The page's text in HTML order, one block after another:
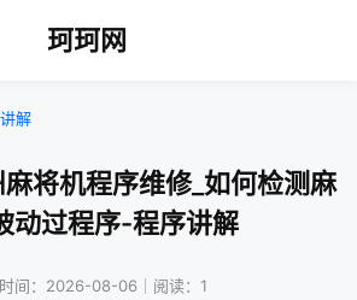
珂珂网
解
将机程序维修_如何检测麻
动过程序-程序讲解
间：2026-08-06｜阅读：1